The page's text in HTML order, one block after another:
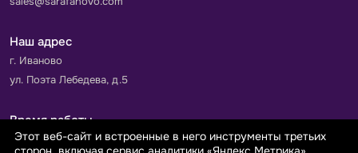
Наш адрес
г. Иваново
ул. Поэта Лебедева, д.5
Время работы
Пн-Пт с 9.00 до 18.00
Этот веб-сайт и встроенные в него инструменты третьих